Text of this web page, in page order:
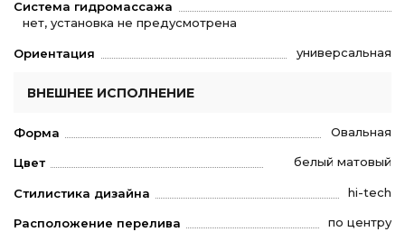
Система гидромассажа
нет, установка не предусмотрена
Ориентация универсальная
ВНЕШНЕЕ ИСПОЛНЕНИЕ
Форма Овальная
Цвет белый матовый
Стилистика дизайна hi-tech
Расположение перелива по центру